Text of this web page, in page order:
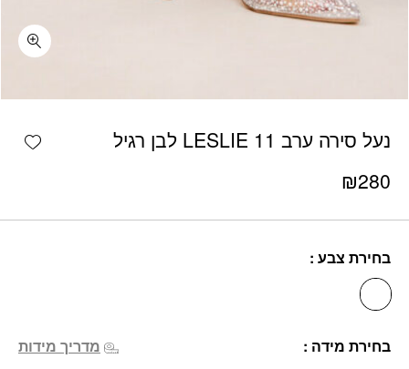
נעל סירה ערב LESLIE 11 לבן רגיל
₪280
בחירת צבע
בחירת מידה מדריך מידות